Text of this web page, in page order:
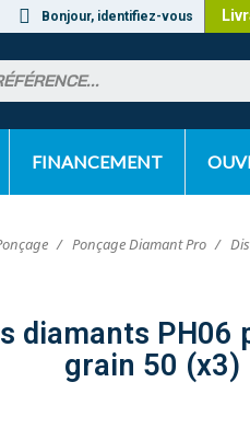
Bonjour, identifiez-vous
FINANCEMENT
Ponçage Diamant Pro
diamants PH06
grain 50 (x3)